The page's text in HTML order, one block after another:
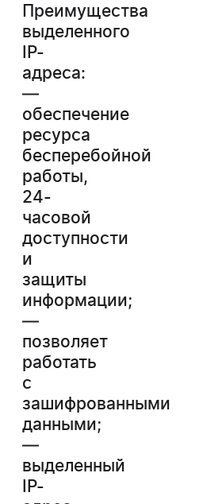
Преимущества
выделенного
IP-
адреса:
—
обеспечение
ресурса
бесперебойной
работы,
24-
часовой
доступности
и
защиты
информации;
—
позволяет
работать
с
зашифрованными
данными;
—
выделенный
IP-